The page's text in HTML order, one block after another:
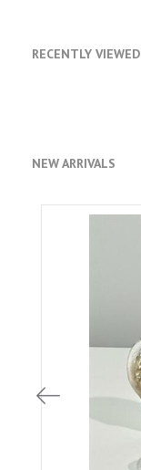
RECENTLY VIEWED
NEW ARRIVALS